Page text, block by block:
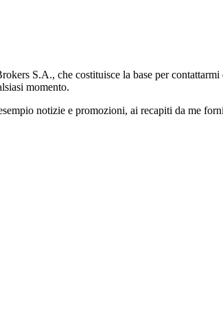
S.A., che costituisce la base per contattarmi
momento.
notizie e promozioni, ai recapiti da me